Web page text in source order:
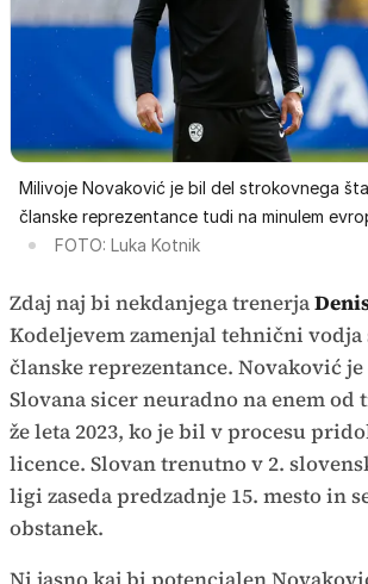
Milivoje Novaković je bil del strokovnega
članske reprezentance tudi na minulem
FOTO: Luka Kotnik
Zdaj naj bi nekdanjega trenerja
Kodeljevem zamenjal tehnični vodja
članske reprezentance. Novaković
Slovana sicer neuradno na enem
že leta 2023, ko je bil v procesu
licence. Slovan trenutno v 2.
ligi zaseda predzadnje 15. mesto in
obstanek.